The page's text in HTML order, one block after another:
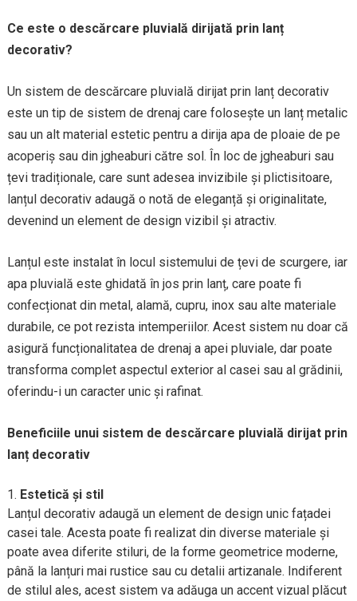
Ce este o descărcare pluvială dirijată prin lanț
decorativ?
Un sistem de descărcare pluvială dirijat prin lanț decorativ
este un tip de sistem de drenaj care folosește un lanț metalic
sau un alt material estetic pentru a dirija apa de ploaie de pe
acoperiș sau din jgheaburi către sol. În loc de jgheaburi sau
țevi tradiționale, care sunt adesea invizibile și plictisitoare,
lanțul decorativ adaugă o notă de eleganță și originalitate,
devenind un element de design vizibil și atractiv.
Lanțul este instalat în locul sistemului de țevi de scurgere, iar
apa pluvială este ghidată în jos prin lanț, care poate fi
confecționat din metal, alamă, cupru, inox sau alte materiale
durabile, ce pot rezista intemperiilor. Acest sistem nu doar că
asigură funcționalitatea de drenaj a apei pluviale, dar poate
transforma complet aspectul exterior al casei sau al grădinii,
oferindu-i un caracter unic și rafinat.
Beneficiile unui sistem de descărcare pluvială dirijat prin
lanț decorativ
Estetică și stil
Lanțul decorativ adaugă un element de design unic fațadei
casei tale. Acesta poate fi realizat din diverse materiale și
poate avea diferite stiluri, de la forme geometrice moderne,
până la lanțuri mai rustice sau cu detalii artizanale. Indiferent
de stilul ales, acest sistem va adăuga un accent vizual plăcut